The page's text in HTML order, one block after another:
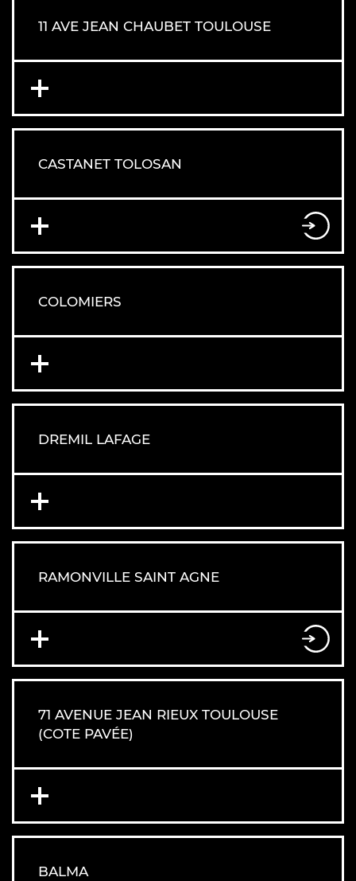
11 AVE JEAN CHAUBET TOULOUSE
CASTANET TOLOSAN
COLOMIERS
DREMIL LAFAGE
RAMONVILLE SAINT AGNE
71 AVENUE JEAN RIEUX TOULOUSE
(COTE PAVÉE)
BALMA